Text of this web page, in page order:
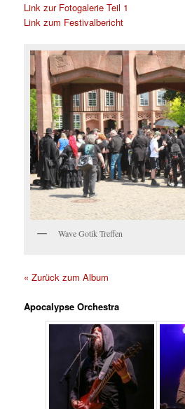
Link zur Fotogalerie Teil 1
Link zum Festivalbericht
Wave Gotik Treffen
« Zurück zum Album
Apocalypse Orchestra